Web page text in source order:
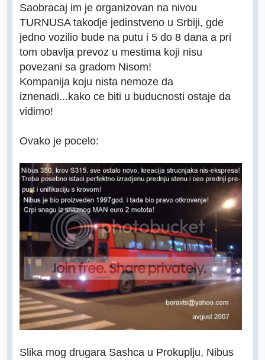
Saobracaj im je organizovan na nivou
TURNUSA takodje jedinstveno u Srbiji, gde
jedno vozilio bude na putu i 5 do 8 dana a pri
tom obavlja prevoz u mestima koji nisu
povezani sa gradom Nisom!
Kompanija koju nista nemoze da
iznenadi...kako ce biti u buducnosti ostaje da
vidimo!
Ovako je pocelo:
Slika mog drugara Sashca u Prokuplju, Nibus